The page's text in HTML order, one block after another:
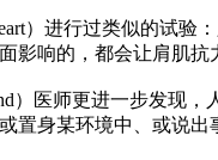
）进行过类似的试
影响的，都会让肩肌抗
）医师更进一步发现
身某环境中、或说